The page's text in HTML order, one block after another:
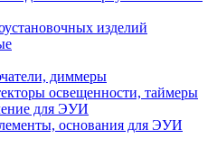
изделий
диммеры
освещенности, таймеры
для ЭУИ
основания для ЭУИ